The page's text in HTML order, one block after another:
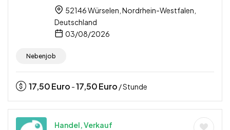
52146 Würselen, Nordrhein-Westfalen,
Deutschland
03/08/2026
Nebenjob
17,50Euro -17,50Euro / Stunde
Handel, Verkauf